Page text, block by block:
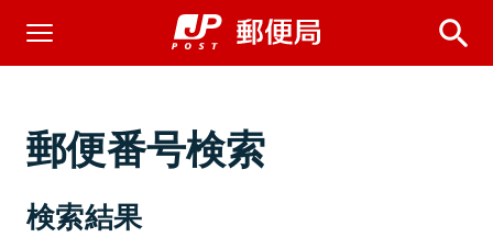
郵便番号検索
検索結果